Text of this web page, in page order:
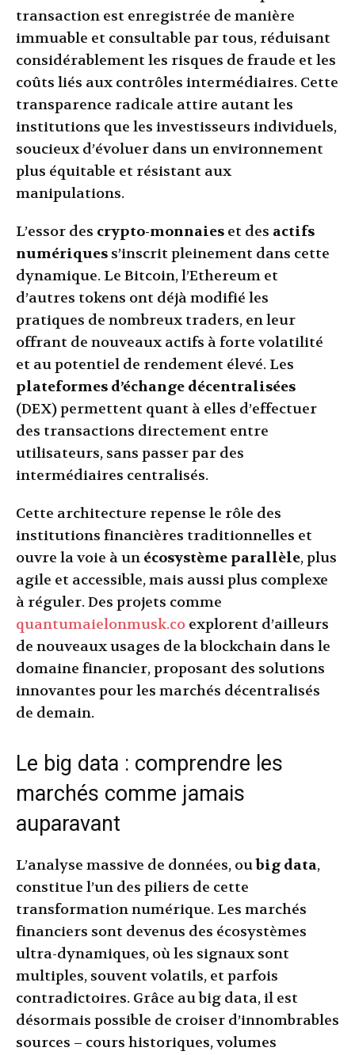
transaction est enregistrée de manière
immuable et consultable par tous, réduisant
considérablement les risques de fraude et les
coûts liés aux contrôles intermédiaires. Cette
transparence radicale attire autant les
institutions que les investisseurs individuels,
soucieux d’évoluer dans un environnement
plus équitable et résistant aux
manipulations.
L’essor des crypto-monnaies et des actifs
numériques s’inscrit pleinement dans cette
dynamique. Le Bitcoin, l’Ethereum et
d’autres tokens ont déjà modifié les
pratiques de nombreux traders, en leur
offrant de nouveaux actifs à forte volatilité
et au potentiel de rendement élevé. Les
plateformes d’échange décentralisées
(DEX) permettent quant à elles d’effectuer
des transactions directement entre
utilisateurs, sans passer par des
intermédiaires centralisés.
Cette architecture repense le rôle des
institutions financières traditionnelles et
ouvre la voie à un écosystème parallèle, plus
agile et accessible, mais aussi plus complexe
à réguler. Des projets comme
quantumaielonmusk.co explorent d’ailleurs
de nouveaux usages de la blockchain dans le
domaine financier, proposant des solutions
innovantes pour les marchés décentralisés
de demain.
Le big data : comprendre les
marchés comme jamais
auparavant
L’analyse massive de données, oubig data,
constitue l’un des piliers de cette
transformation numérique. Les marchés
financiers sont devenus des écosystèmes
ultra-dynamiques, où les signaux sont
multiples, souvent volatils, et parfois
contradictoires. Grâce au big data, il est
désormais possible de croiser d’innombrables
sources – cours historiques, volumes